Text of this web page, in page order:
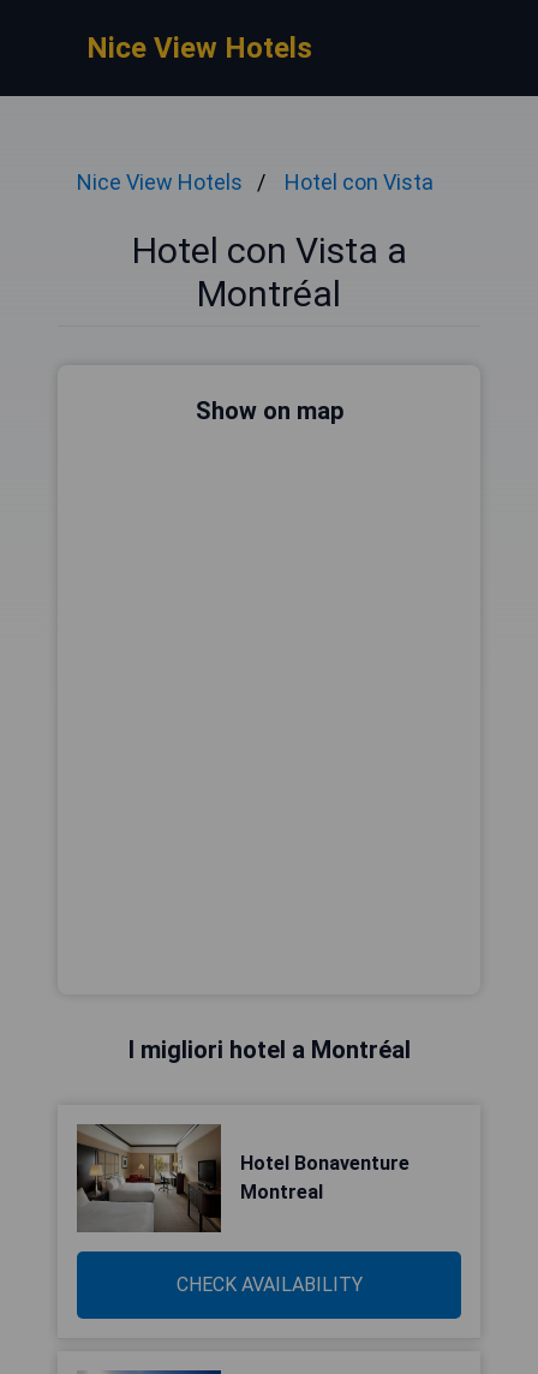
Nice View Hotels
Nice View Hotels Hotel con Vista
Hotel con Vista a
Montréal
Show on map
I migliori hotel a Montréal
Hotel Bonaventure
Montreal
CHECK AVAILABILITY